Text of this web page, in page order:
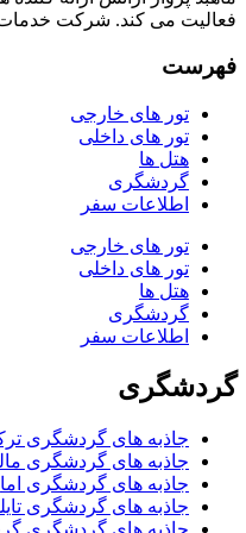
فعالیت می کند. شرکت خدمات
فهرست
تور های خارجی
تور های داخلی
هتل ها
گردشگری
اطلاعات سفر
تور های خارجی
تور های داخلی
هتل ها
گردشگری
اطلاعات سفر
گردشگری
جاذبه های گردشگری
جاذبه های گردشگری
جاذبه های گردشگری
جاذبه های گردشگری